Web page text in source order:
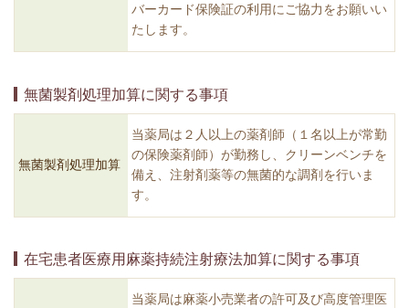
バーカード保険証の利用にご協力をお願いい
たします。
無菌製剤処理加算に関する事項
無菌製剤処理加算
当薬局は２人以上の薬剤師（１名以上が常勤
の保険薬剤師）が勤務し、クリーンベンチを
備え、注射剤薬等の無菌的な調剤を行いま
す。
在宅患者医療用麻薬持続注射療法加算に関する事項
当薬局は麻薬小売業者の許可及び高度管理医